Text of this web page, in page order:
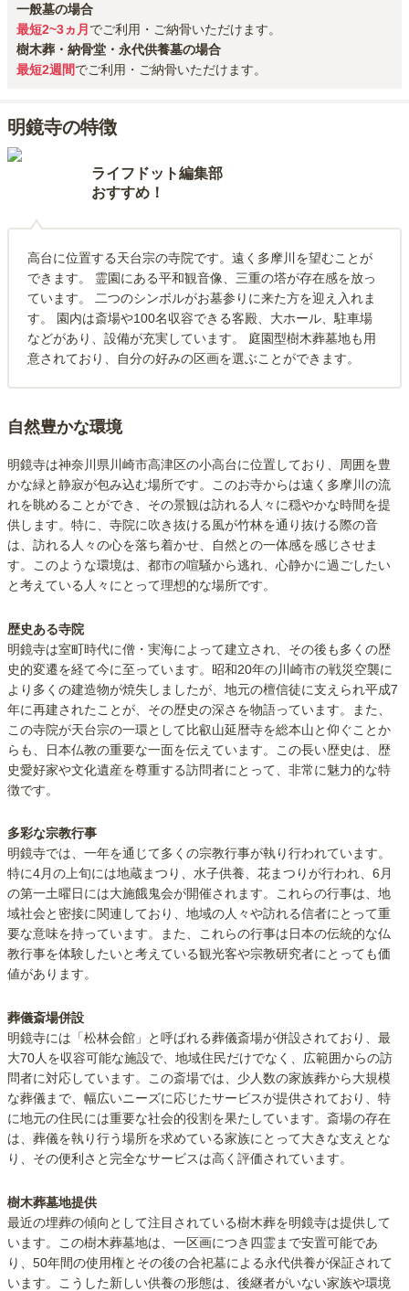
一般墓の場合
最短2~3ヵ月 でご利用・ご納骨いただけます。
樹木葬・納骨堂・永代供養墓の場合
最短2週間でご利用・ご納骨いただけます。
明鏡寺の特徴
ライフドット編集部
おすすめ！
高台に位置する天台宗の寺院です。遠く多摩川を望むことが
できます。 霊園にある平和観音像、三重の塔が存在感を放っ
ています。 二つのシンボルがお墓参りに来た方を迎え入れま
す。 園内は斎場や100名収容できる客殿、大ホール、駐車場
などがあり、設備が充実しています。 庭園型樹木葬墓地も用
意されており、自分の好みの区画を選ぶことができます。
自然豊かな環境
明鏡寺は神奈川県川崎市高津区の小高台に位置しており、周囲を豊
かな緑と静寂が包み込む場所です。このお寺からは遠く多摩川の流
れを眺めることができ、その景観は訪れる人々に穏やかな時間を提
供します。特に、寺院に吹き抜ける風が竹林を通り抜ける際の音
は、訪れる人々の心を落ち着かせ、自然との一体感を感じさせま
す。このような環境は、都市の喧騒から逃れ、心静かに過ごしたい
と考えている人々にとって理想的な場所です。
歴史ある寺院
明鏡寺は室町時代に僧・実海によって建立され、その後も多くの歴
史的変遷を経て今に至っています。昭和20年の川崎市の戦災空襲に
より多くの建造物が焼失しましたが、地元の檀信徒に支えられ平成7
年に再建されたことが、その歴史の深さを物語っています。また、
この寺院が天台宗の一環として比叡山延暦寺を総本山と仰ぐことか
らも、日本仏教の重要な一面を伝えています。この長い歴史は、歴
史愛好家や文化遺産を尊重する訪問者にとって、非常に魅力的な特
徴です。
多彩な宗教行事
明鏡寺では、一年を通じて多くの宗教行事が執り行われています。
特に4月の上旬には地蔵まつり、水子供養、花まつりが行われ、6月
の第一土曜日には大施餓鬼会が開催されます。これらの行事は、地
域社会と密接に関連しており、地域の人々や訪れる信者にとって重
要な意味を持っています。また、これらの行事は日本の伝統的な仏
教行事を体験したいと考えている観光客や宗教研究者にとっても価
値があります。
葬儀斎場併設
明鏡寺には「松林会館」と呼ばれる葬儀斎場が併設されており、最
大70人を収容可能な施設で、地域住民だけでなく、広範囲からの訪
問者に対応しています。この斎場では、少人数の家族葬から大規模
な葬儀まで、幅広いニーズに応じたサービスが提供されており、特
に地元の住民には重要な社会的役割を果たしています。斎場の存在
は、葬儀を執り行う場所を求めている家族にとって大きな支えとな
り、その便利さと完全なサービスは高く評価されています。
樹木葬墓地提供
最近の埋葬の傾向として注目されている樹木葬を明鏡寺は提供して
います。この樹木葬墓地は、一区画につき四霊まで安置可能であ
り、50年間の使用権とその後の合祀墓による永代供養が保証されて
います。こうした新しい供養の形態は、後継者がいない家族や環境